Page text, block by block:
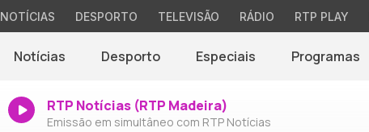
NOTÍCIAS DESPORTO TELEVISÃO RÁDIO RTP PLAY
Notícias Desporto Especiais Programas
RTP Notícias (RTP Madeira)
Emissão em simultâneo com RTP Notícias